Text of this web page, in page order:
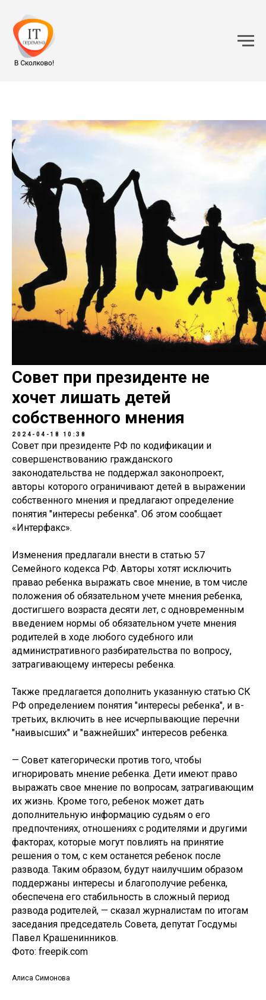
Совет при президенте не
хочет лишать детей
собственного мнения
2024-04-18 10:38
Совет при президенте РФ по кодификации и
совершенствованию гражданского
законодательства не поддержал законопроект,
авторы которого ограничивают детей в выражении
собственного мнения и предлагают определение
понятия "интересы ребенка". Об этом сообщает
«Интерфакс».
Изменения предлагали внести в статью 57
Семейного кодекса РФ. Авторы хотят исключить
правао ребенка выражать свое мнение, в том числе
положения об обязательном учете мнения ребенка,
достигшего возраста десяти лет, с одновременным
введением нормы об обязательном учете мнения
родителей в ходе любого судебного или
административного разбирательства по вопросу,
затрагивающему интересы ребенка.
Также предлагается дополнить указанную статью СК
РФ определением понятия "интересы ребенка", и в-
третьих, включить в нее исчерпывающие перечни
"наивысших" и "важнейших" интересов ребенка.
— Совет категорически против того, чтобы
игнорировать мнение ребенка. Дети имеют право
выражать свое мнение по вопросам, затрагивающим
их жизнь. Кроме того, ребенок может дать
дополнительную информацию судьям о его
предпочтениях, отношениях с родителями и другими
факторах, которые могут повлиять на принятие
решения о том, с кем останется ребенок после
развода. Таким образом, будут наилучшим образом
поддержаны интересы и благополучие ребенка,
обеспечена его стабильность в сложный период
развода родителей, — сказал журналистам по итогам
заседания председатель Совета, депутат Госдумы
Павел Крашенинников.
Фото: freepik.com
Алиса Симонова